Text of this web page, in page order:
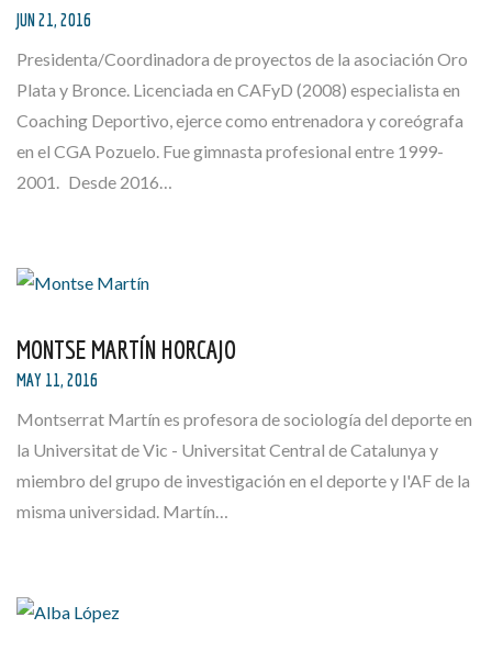
JUN 21, 2016
Presidenta/Coordinadora de proyectos de la asociación Oro
Plata y Bronce. Licenciada en CAFyD (2008) especialista en
Coaching Deportivo, ejerce como entrenadora y coreógrafa
en el CGA Pozuelo. Fue gimnasta profesional entre 1999-
2001. Desde 2016…
MONTSE MARTÍN HORCAJO
MAY 11, 2016
Montserrat Martín es profesora de sociología del deporte en
la Universitat de Vic - Universitat Central de Catalunya y
miembro del grupo de investigación en el deporte y l'AF de la
misma universidad. Martín…